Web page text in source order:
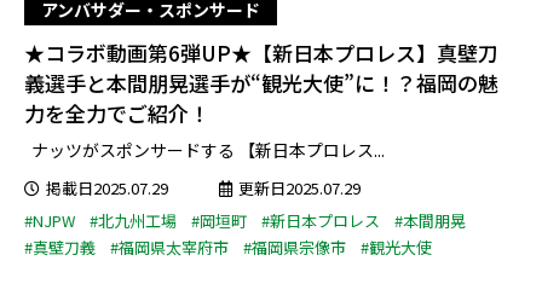
アンバサダー・スポンサード
★コラボ動画第6弾UP★【新日本プロレス】真壁刀
義選手と本間朋晃選手が“観光大使”に！？福岡の魅
力を全力でご紹介！
ナッツがスポンサードする 【新日本プロレス...
掲載日2025.07.29
更新日2025.07.29
#NJPW
#北九州工場 #岡垣町 #新日本プロレス
#本間朋晃
#真壁刀義
#福岡県太宰府市 #福岡県宗像市 #観光大使